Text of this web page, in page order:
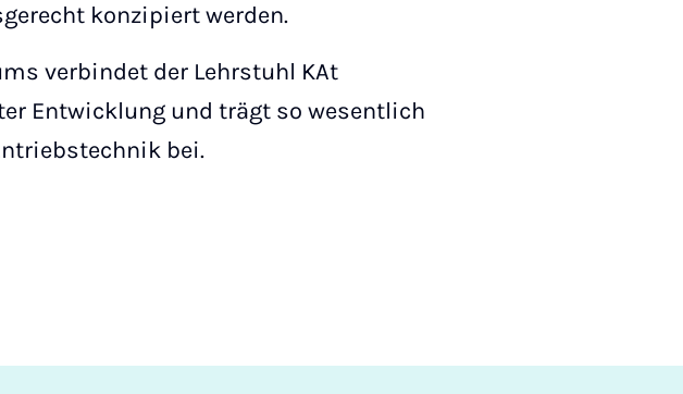
konzipiert werden.
verbindet der Lehrstuhl KAt
Entwicklung und trägt so wesentlich
bei.